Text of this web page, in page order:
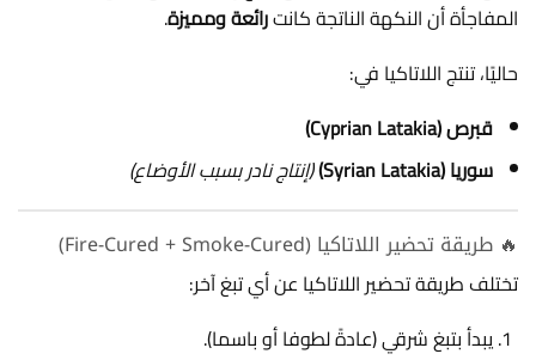
المفاجأة أن النكهة الناتجة كانترائعة ومميزة.
حاليًا، تنتج اللاتاكيا في:
قبرص (Cyprian Latakia)
سوريا (Syrian Latakia)
(إنتاج نادر بسبب الأوضاع)
🔥 طريقة تحضير اللاتاكيا (Fire-Cured + Smoke-Cured)
تختلف طريقة تحضير اللاتاكيا عن أي تبغ آخر:
يبدأ بتبغ شرقي (عادةً لطوفا أو باسما).